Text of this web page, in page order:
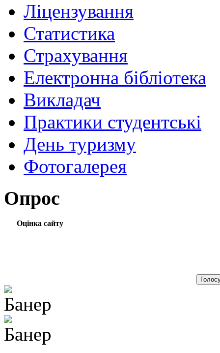
Ліцензування
Статистика
Страхування
Електронна бібліотека
Викладач
Практики студентські
День туризму
Фотогалерея
Опрос
Оцінка сайту